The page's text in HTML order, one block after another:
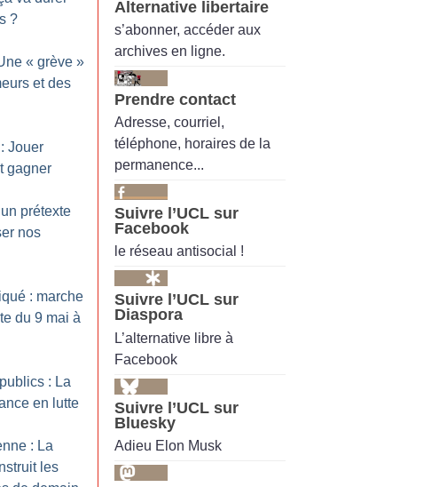
?
« grève »
et des
Jouer
gagner
prétexte
nos
: marche
du 9 mai à
: La
en lutte
: La
les
Alternative libertaire
s’abonner, accéder aux
archives en ligne.
Prendre contact
Adresse, courriel,
téléphone, horaires de la
permanence...
Suivre l’UCL sur
Facebook
le réseau antisocial !
Suivre l’UCL sur
Diaspora
L’alternative libre à
Facebook
Suivre l’UCL sur
Bluesky
Adieu Elon Musk